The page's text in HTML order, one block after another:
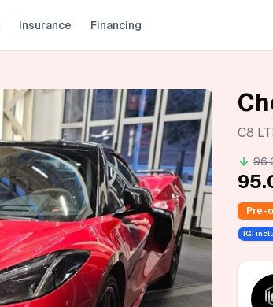
Insurance Financing
C8
Pre-
IGI